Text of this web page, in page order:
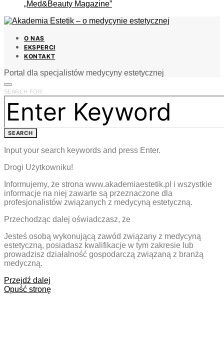
„Med&Beauty Magazine”
O NAS
EKSPERCI
KONTAKT
Portal dla specjalistów medycyny estetycznej
SEARCH FOR:
SEARCH
Input your search keywords and press Enter.
Drogi Użytkowniku!
Informujemy, że strona www.akademiaestetik.pl i wszystkie
informacje na niej zawarte są przeznaczone dla
profesjonalistów związanych z medycyną estetyczną.
Przechodząc dalej oświadczasz, że
Jesteś osobą wykonującą zawód związany z medycyną
estetyczną, posiadasz kwalifikacje w tym zakresie lub
prowadzisz działalność gospodarczą związaną z branżą
medyczną.
Przejdź dalej
Opuść stronę